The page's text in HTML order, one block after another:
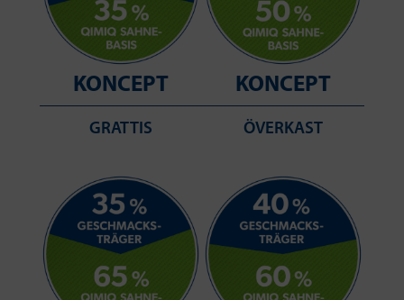
KONCEPT
GRATTIS
KONCEPT
ÖVERKAST